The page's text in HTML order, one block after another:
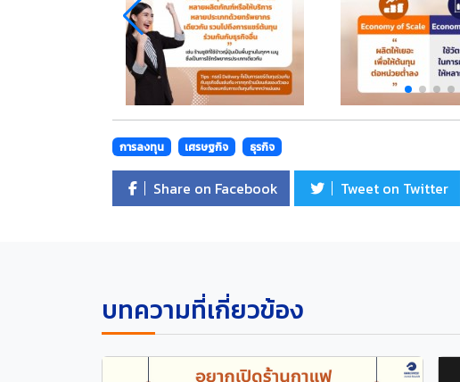
การลงทุน เศรษฐกิจ ธุรกิจ
Share on Facebook Tweet on Twitter
บทความที่เกี่ยวข้อง